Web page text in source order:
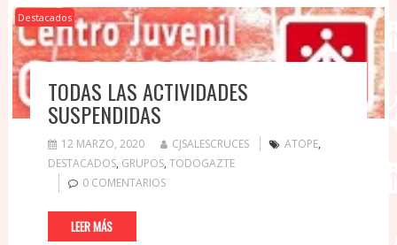
Destacados
TODAS LAS ACTIVIDADES
SUSPENDIDAS
12 MARZO, 2020 CJSALESCRUCES ATOPE,
DESTACADOS, GRUPOS, TODOGAZTE
0 COMENTARIOS
LEER MÁS